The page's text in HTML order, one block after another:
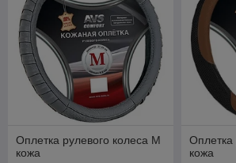
Оплетка рулевого колеса M
кожа
Оплетка
кожа